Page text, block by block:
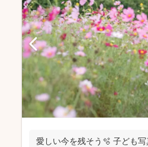
愛しい今を残そう🫧 子ども